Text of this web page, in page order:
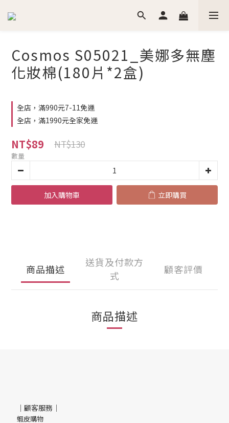
Cosmos S05021_美娜多無塵
化妝棉(180片*2盒)
全店，滿990元7-11免運
全店，滿1990元全家免運
NT$89 NT$130
數量
加入購物車 立即購買
商品描述
送貨及付款方
式
顧客評價
商品描述
｜顧客服務｜
蝦皮購物